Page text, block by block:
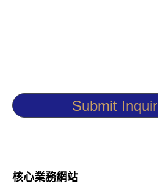
Submit Inquir
核心業務網站